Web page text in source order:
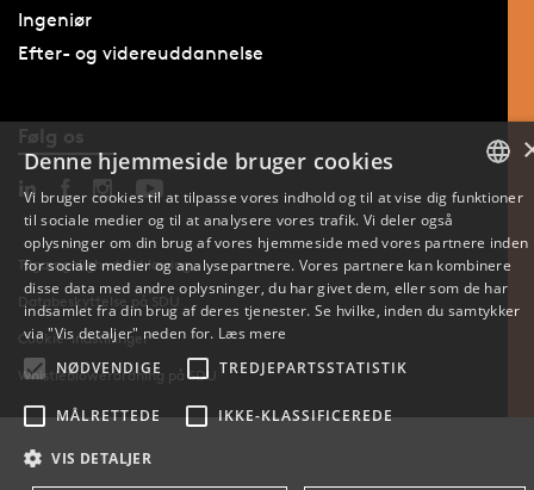
Ingeniør
Efter- og videreuddannelse
Følg os
Tilgængelighedserklæring
Databeskyttelse på SDU
Cookie-indstillinger
Whistleblowerordning på SDU
ENGLISH
Denne hjemmeside bruger cookies
Vi bruger cookies til at tilpasse vores indhold og til at vise dig funktioner
til sociale medier og til at analysere vores trafik. Vi deler også
oplysninger om din brug af vores hjemmeside med vores partnere inden
for sociale medier og analysepartnere. Vores partnere kan kombinere
disse data med andre oplysninger, du har givet dem, eller som de har
indsamlet fra din brug af deres tjenester. Se hvilke, inden du samtykker
via "Vis detaljer" neden for. Læs mere
NØDVENDIGE
TREDJEPARTSSTATISTIK
MÅLRETTEDE IKKE-KLASSIFICEREDE
VIS DETALJER